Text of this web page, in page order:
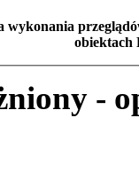
wykonania
obiektach
-